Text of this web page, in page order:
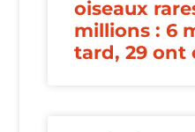
oiseaux
millions : 6
tard, 29 ont